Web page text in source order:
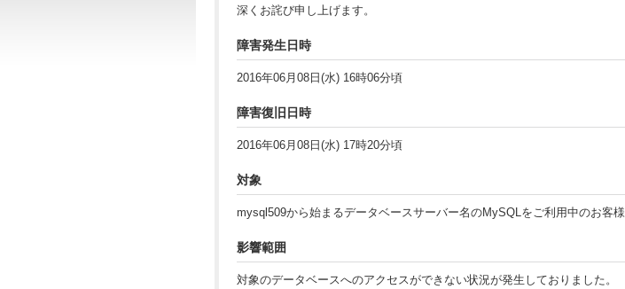
深くお詫び申し上げます。
障害発生日時
2016年06月08日(水) 16時06分頃
障害復旧日時
2016年06月08日(水) 17時20分頃
対象
mysql509から始まるデータベースサーバー名のMySQLをご利用中のお客様
影響範囲
対象のデータベースへのアクセスができない状況が発生しておりました。